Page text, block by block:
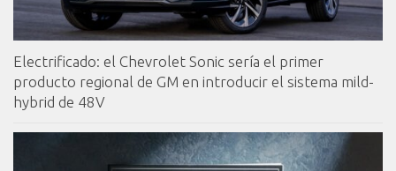
Electrificado: el Chevrolet Sonic sería el primer
producto regional de GM en introducir el sistema mild-
hybrid de 48V